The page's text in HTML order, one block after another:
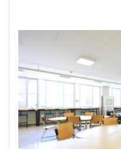
e
o
u
s